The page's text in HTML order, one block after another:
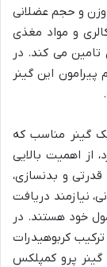
وزن و حجم عضلانی
و مواد مغذی
تامین می کند. در
پیرامون این گینر
گینر مناسب که
از اهمیت بالایی
قدرتی و بدنسازی،
نیازمند دریافت
خود هستند. در
کربوهیدرات
گینر پرو کمپلکس